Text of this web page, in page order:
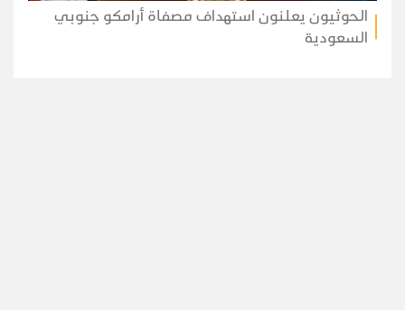
الحوثيون يعلنون استهداف مصفاة أرامكو جنوبي
السعودية